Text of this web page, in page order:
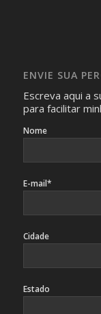
identificação da
ENVIE SUA
Escreva aqui a
para facilitar
Nome
E-mail*
Cidade
Estado